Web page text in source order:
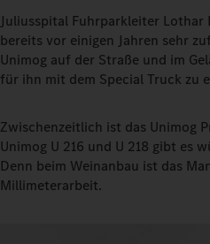
Juliusspital Fuhrparkleiter
bereits vor einigen Jahren sehr
Unimog auf der Straße und im
für ihn mit dem Special Truck zu
Zwischenzeitlich ist das Unimog
Unimog U 216 und U 218 gibt es
Denn beim Weinanbau ist das
Millimeterarbeit.